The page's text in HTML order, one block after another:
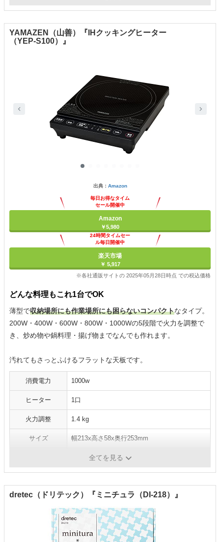
YAMAZEN（山善）『IHクッキングヒーター
（YEP-S100）』
出典： Amazon
毎日お得なタイム
セール開催中
Amazon
￥5,980
24時間タイムセー
ル毎日開催中
楽天市場
￥ 5,917
※各社通販サイトの 2025年05月28日時点 での税込価格
どんな料理もこれ1台でOK
薄型で収納場所にも作業場所にも困らないコンパクトなタイプ。
200W・400W・600W・800W・1000Wの5段階で火力を調整で
き、炒め物や鍋料理・揚げ物までなんでも作れます。
汚れてもさっとふけるフラットな天板です。
消費電力 1000w
ヒーター 1口
火力調整 1.4 kg
サイズ 幅213x高さ58x奥行253mm
1.7 キログラム
全てを見る
dretec（ドリテック）『ミニチュラ（DI-218）』